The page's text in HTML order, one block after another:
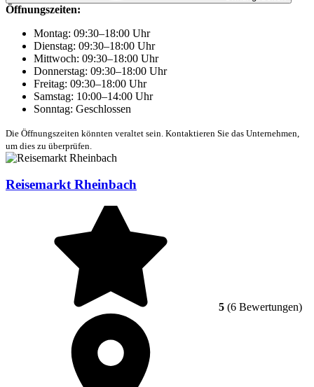
Öffnungszeiten:
Montag: 09:30–18:00 Uhr
Dienstag: 09:30–18:00 Uhr
Mittwoch: 09:30–18:00 Uhr
Donnerstag: 09:30–18:00 Uhr
Freitag: 09:30–18:00 Uhr
Samstag: 10:00–14:00 Uhr
Sonntag: Geschlossen
Die Öffnungszeiten könnten veraltet sein. Kontaktieren Sie das Unternehmen,
um dies zu überprüfen.
Reisemarkt Rheinbach
5 (6 Bewertungen)